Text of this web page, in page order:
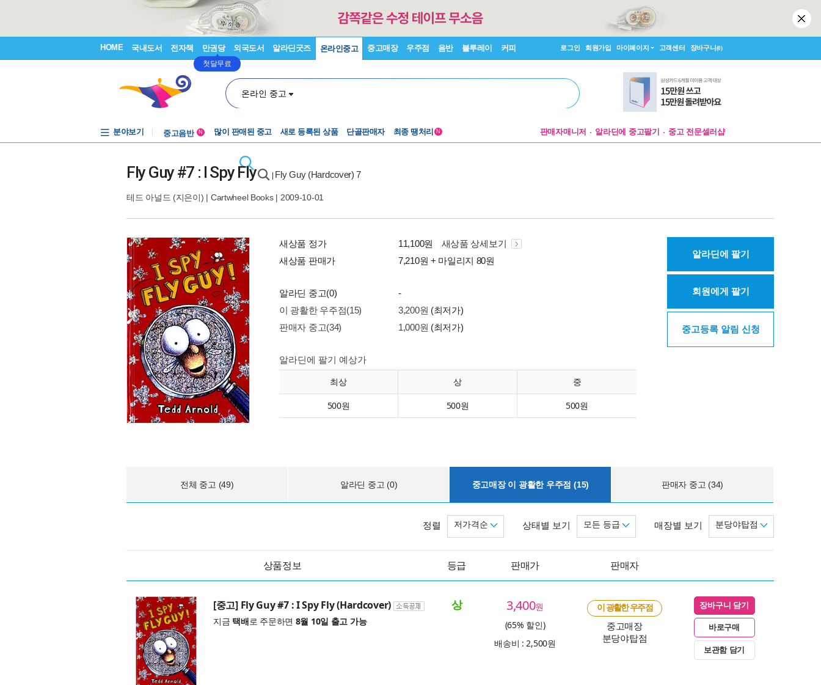
HOME 국내도서 전자책 만권당
첫달무료
외국도서 알라딘굿즈 온라인중고 중고매장 우주점 음반 블루레이 커피 로그인 회원가입 마이페이지 고객센터 장바구니(0)
온라인 중고
분야보기
중고음반
N 많이 판매된 중고 새로 등록된 상품 단골판매자 최종 땡처리 N 판매자매니저 알라딘에 중고팔기 중고 전문셀러샵
Fly Guy #7 : I Spy Fly Fly Guy (Hardcover) 7
테드 아널드 (지은이) | Cartwheel Books| 2009-10-01
새상품 정가 11,100원
새상품 상세보기
새상품 판매가
7,210원 + 마일리지 80원
알라딘 중고(0)
-
이 광활한 우주점(15)
3,200원 (최저가)
판매자 중고(34)
1,000원 (최저가)
알라딘에 팔기 예상가
최상 상 중
500원 500원 500원
알라딘에 팔기
회원에게 팔기
중고등록 알림 신청
전체 중고 (49) 알라딘 중고 (0) 중고매장 이 광활한 우주점 (15) 판매자 중고 (34)
매장별 보기 분당야탑점
상태별 보기 모든 등급
정렬 저가격순
상품정보 등급 판매가 판매자
[중고] Fly Guy #7 : I Spy Fly (Hardcover)
지금 택배로 주문하면 8월 10일 출고 가능
상 3,400원
(65% 할인)
배송비 : 2,500원
이 광활한 우주점
중고매장
분당야탑점
장바구니 담기
바로구매
보관함 담기